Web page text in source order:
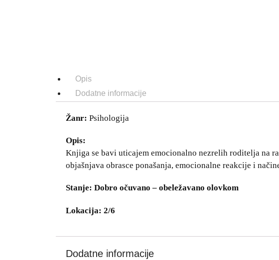
Opis
Dodatne informacije
Žanr: Psihologija
Opis:
Knjiga se bavi uticajem emocionalno nezrelih roditelja na
objašnjava obrasce ponašanja, emocionalne reakcije i
Stanje: Dobro očuvano – obeležavano olovkom
Lokacija: 2/6
Dodatne informacije